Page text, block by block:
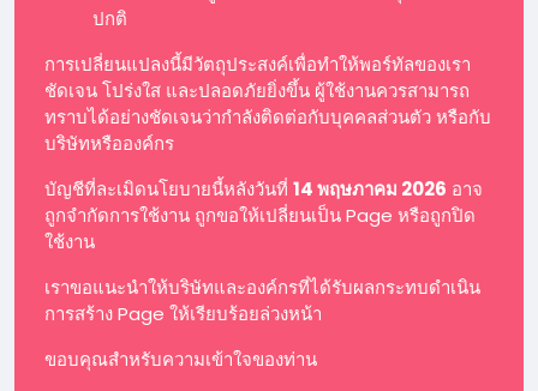
ปกติ
การเปลี่ยนแปลงนี้มีวัตถุประสงค์เพื่อทำให้พอร์ทัลของเรา
ชัดเจน โปร่งใส และปลอดภัยยิ่งขึ้น ผู้ใช้งานควรสามารถ
ทราบได้อย่างชัดเจนว่ากำลังติดต่อกับบุคคลส่วนตัว หรือกับ
บริษัทหรือองค์กร
บัญชีที่ละเมิดนโยบายนี้หลังวันที่ 14 พฤษภาคม 2026 อาจ
ถูกจำกัดการใช้งาน ถูกขอให้เปลี่ยนเป็น Page หรือถูกปิด
ใช้งาน
เราขอแนะนำให้บริษัทและองค์กรที่ได้รับผลกระทบดำเนิน
การสร้าง Page ให้เรียบร้อยล่วงหน้า
ขอบคุณสำหรับความเข้าใจของท่าน